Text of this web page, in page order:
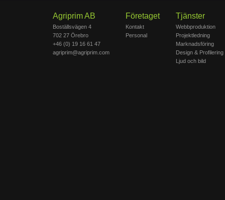
Agriprim AB
Boställsvägen 4
702 27 Örebro
+46 (0) 19 16 61 47
agriprim@agriprim.com
Företaget
Kontakt
Personal
Tjänster
Webbproduktion
Projektledning
Marknadsföring
Design & Profilering
Ljud och bild